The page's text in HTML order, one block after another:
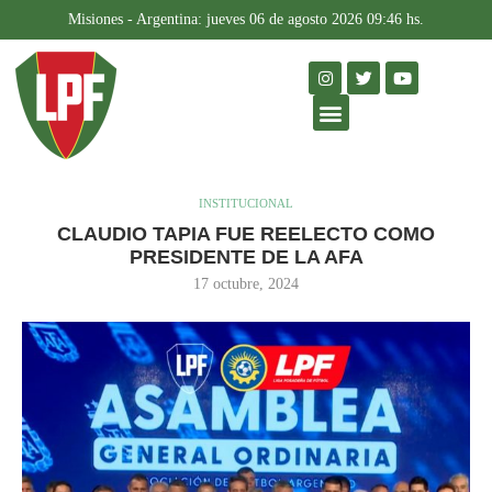
Misiones - Argentina: jueves 06 de agosto 2026 09:46 hs.
Home
COMO PRESIDENTE DE LA AFA
INSTITUCIONAL
CLAUDIO TAPIA FUE REELECTO COMO
PRESIDENTE DE LA AFA
17 octubre, 2024